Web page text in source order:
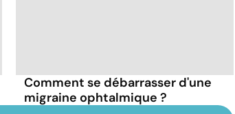
Comment se débarrasser d'une
migraine ophtalmique ?